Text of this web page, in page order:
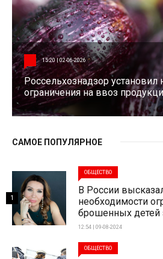
15:20 | 02-06-2026
Россельхознадзор
ограничения на ввоз
САМОЕ ПОПУЛЯРНОЕ
ОБЩЕСТВО
В России
необходимости
брошенных детей
12:54 | 09-08-2024
1
ОБЩЕСТВО